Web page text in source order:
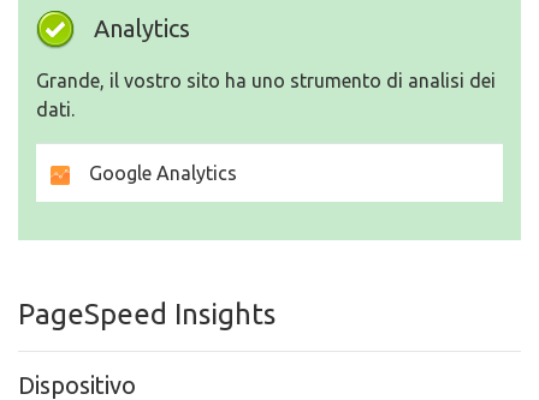
Analytics
Grande, il vostro sito ha uno strumento di analisi dei
dati.
Google Analytics
PageSpeed Insights
Dispositivo